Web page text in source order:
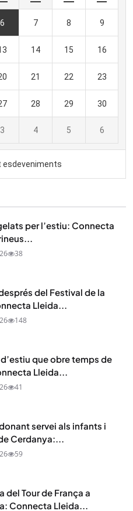
per l’estiu: Connecta
38
del Festival de la
Lleida...
148
que obre temps de
Lleida...
41
servei als infants i
Cerdanya:...
59
del Tour de França a
Connecta Lleida...